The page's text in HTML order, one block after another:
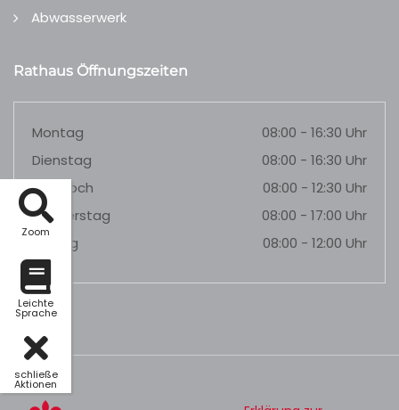
Zoom
Leichte
Sprache
schließe
Aktionen
Abwasserwerk
Rathaus Öffnungszeiten
Montag
08:00 - 16:30 Uhr
Dienstag
08:00 - 16:30 Uhr
Mittwoch
08:00 - 12:30 Uhr
Donnerstag
08:00 - 17:00 Uhr
Freitag
08:00 - 12:00 Uhr